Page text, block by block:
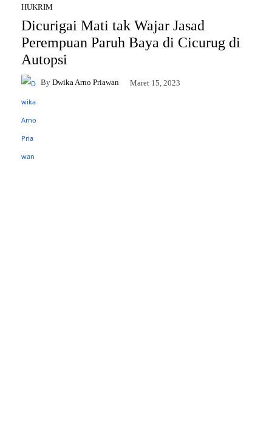
HUKRIM
Dicurigai Mati tak Wajar Jasad
Perempuan Paruh Baya di Cicurug di
Autopsi
By Dwika Arno Priawan Maret 15, 2023